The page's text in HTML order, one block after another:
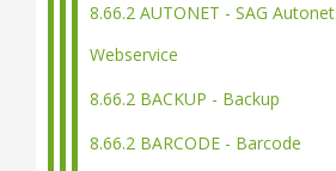
8.66.2 AUTONET - SAG Autonet
Webservice
8.66.2 BACKUP - Backup
8.66.2 BARCODE - Barcode